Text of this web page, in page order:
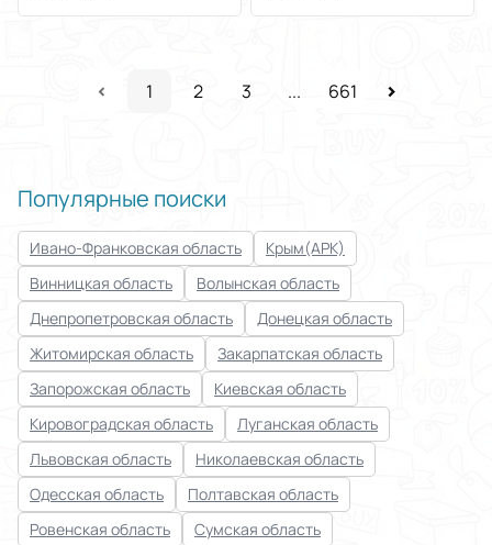
1 2 3 ... 661
Популярные поиски
Ивано-Франковская область
Крым(АРК)
Винницкая область
Волынская область
Днепропетровская область
Донецкая область
Житомирская область
Закарпатская область
Запорожская область
Киевская область
Кировоградская область
Луганская область
Львовская область
Николаевская область
Одесская область
Полтавская область
Ровенская область
Сумская область